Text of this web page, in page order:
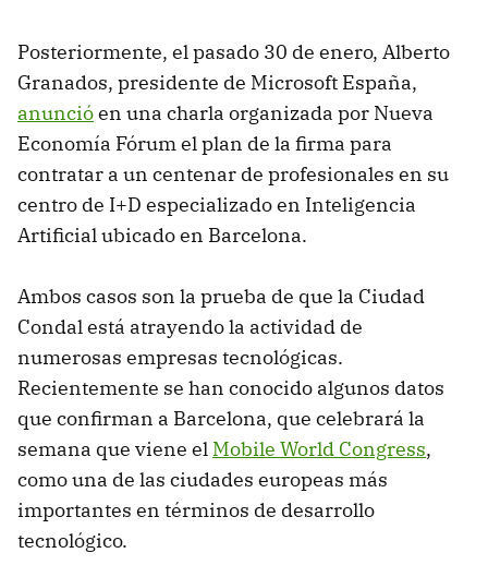
Posteriormente, el pasado 30 de enero, Alberto
Granados, presidente de Microsoft España,
anuncióen una charla organizada por Nueva
Economía Fórum el plan de la firma para
contratar a un centenar de profesionales en su
centro de I+D especializado en Inteligencia
Artificial ubicado en Barcelona.
Ambos casos son la prueba de que la Ciudad
Condal está atrayendo la actividad de
numerosas empresas tecnológicas.
Recientemente se han conocido algunos datos
que confirman a Barcelona, que celebrará la
semana que viene el Mobile World Congress,
como una de las ciudades europeas más
importantes en términos de desarrollo
tecnológico.